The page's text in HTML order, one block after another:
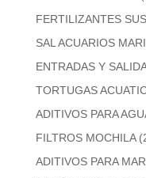
FERTILIZANTES
SAL ACUARIOS
ENTRADAS Y
TORTUGAS
ADITIVOS PARA
FILTROS MOCHILA
ADITIVOS PARA